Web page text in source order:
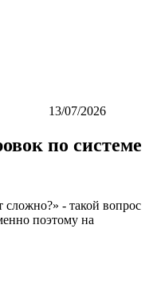
13/07/2026
по системе
сложно?» - такой вопрос
поэтому на